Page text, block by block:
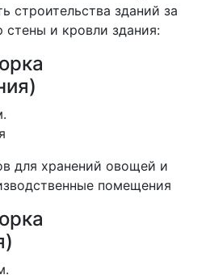
строительства зданий за
стены и кровли здания:
для хранений овощей и
помещения